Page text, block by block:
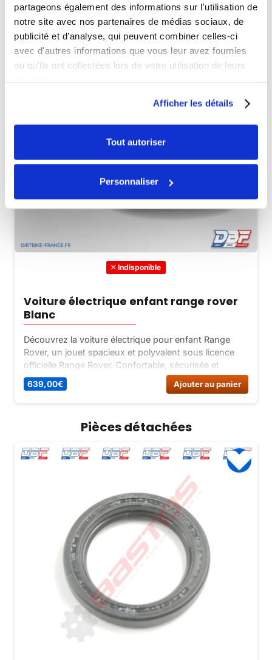
partageons également des informations sur l'utilisation de
notre site avec nos partenaires de médias sociaux, de
publicité et d'analyse, qui peuvent combiner celles-ci
avec d'autres informations que vous leur avez fournies
ou qu'ils ont collectées lors de votre utilisation de leurs
Afficher les détails
Tout autoriser
Personnaliser
Indisponible
Voiture électrique enfant range rover
Blanc
Découvrez la voiture électrique pour enfant Range
Rover, un jouet spacieux et polyvalent sous licence
officielle Range Rover. Confortable, sécurisée et
équipée d’une télécommande parentale, cette voiture
électrique haut de gamme est idéale pour des balades
639,00€ Ajouter au panier
Pièces détachées